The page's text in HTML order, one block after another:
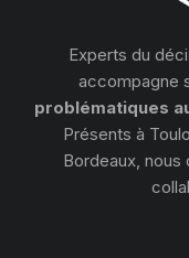
Experts du
accompagne
problématiques
Présents à
Bordeaux, nous